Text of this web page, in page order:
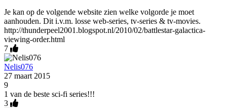
Je kan op de volgende website zien welke volgorde je moet
aanhouden. Dit i.v.m. losse web-series, tv-series & tv-movies.
http://thunderpeel2001.blogspot.nl/2010/02/battlestar-galactica-
viewing-order.html
7
Nelis076
27 maart 2015
9
1 van de beste sci-fi series!!!
3